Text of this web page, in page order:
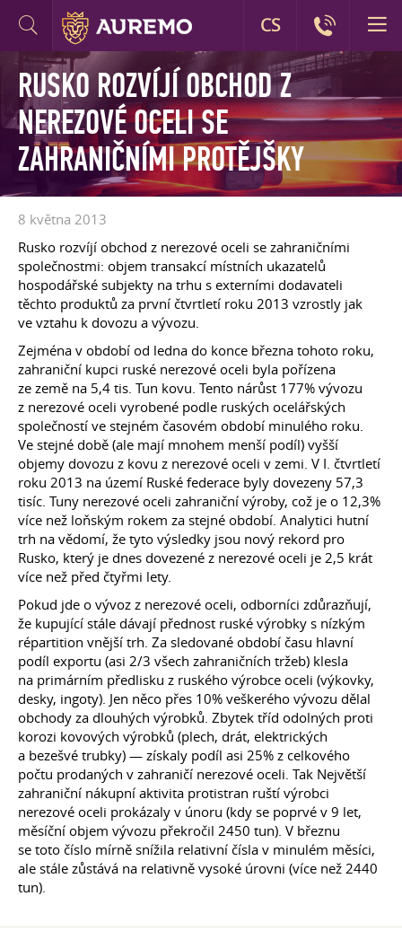
RUSKO ROZVÍJÍ OBCHOD Z
NEREZOVÉ OCELI SE
ZAHRANIČNÍMI PROTĚJŠKY
8 května 2013
Rusko rozvíjí obchod z nerezové oceli se zahraničními
společnostmi: objem transakcí místních ukazatelů
hospodářské subjekty na trhu s externími dodavateli
těchto produktů za první čtvrtletí roku 2013 vzrostly jak
ve vztahu k dovozu a vývozu.
Zejména v období od ledna do konce března tohoto roku,
zahraniční kupci ruské nerezové oceli byla pořízena
ze země na 5,4 tis. Tun kovu. Tento nárůst 177% vývozu
z nerezové oceli vyrobené podle ruských ocelářských
společností ve stejném časovém období minulého roku.
Ve stejné době (ale mají mnohem menší podíl) vyšší
objemy dovozu z kovu z nerezové oceli v zemi. V I. čtvrtletí
roku 2013 na území Ruské federace byly dovezeny 57,3
tisíc. Tuny nerezové oceli zahraniční výroby, což je o 12,3%
více než loňským rokem za stejné období. Analytici hutní
trh na vědomí, že tyto výsledky jsou nový rekord pro
Rusko, který je dnes dovezené z nerezové oceli je 2,5 krát
více než před čtyřmi lety.
Pokud jde o vývoz z nerezové oceli, odborníci zdůrazňují,
že kupující stále dávají přednost ruské výrobky s nízkým
répartition vnější trh. Za sledované období času hlavní
podíl exportu (asi 2/3 všech zahraničních tržeb) klesla
na primárním předlisku z ruského výrobce oceli (výkovky,
desky, ingoty). Jen něco přes 10% veškerého vývozu dělal
obchody za dlouhých výrobků. Zbytek tříd odolných proti
korozi kovových výrobků (plech, drát, elektrických
a bezešvé trubky) — získaly podíl asi 25% z celkového
počtu prodaných v zahraničí nerezové oceli. Tak Největší
zahraniční nákupní aktivita protistran ruští výrobci
nerezové oceli prokázaly v únoru (kdy se poprvé v 9 let,
měsíční objem vývozu překročil 2450 tun). V březnu
se toto číslo mírně snížila relativní čísla v minulém měsíci,
ale stále zůstává na relativně vysoké úrovni (více než 2440
tun).
CS